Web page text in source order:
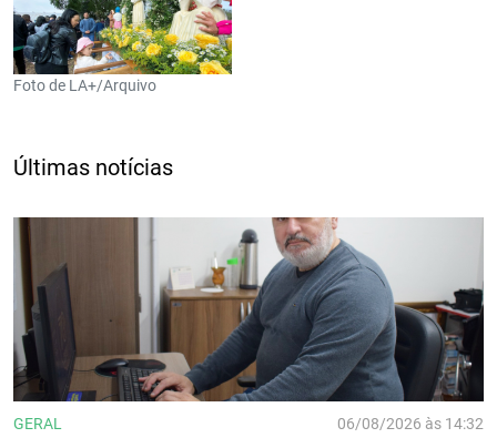
Foto de LA+/Arquivo
Últimas notícias
GERAL 06/08/2026 às 14:32